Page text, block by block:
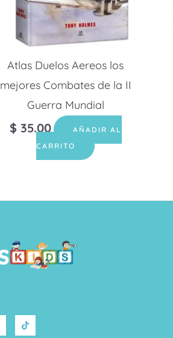
Atlas Duelos Aereos los
mejores Combates de la II
Guerra Mundial
$ 35.00
AÑADIR AL
CARRITO